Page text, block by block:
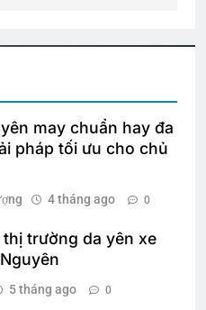
may chuẩn hay đa
pháp tối ưu cho chủ
4 tháng ago 0
trường da yên xe
5 tháng ago 0